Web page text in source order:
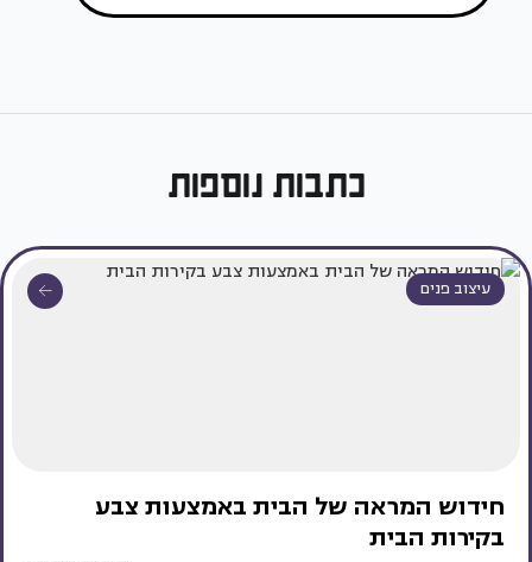
כתבות נוספות
עיצוב פנים
חידוש המראה של הבית באמצעות צבע
בקירות הבית